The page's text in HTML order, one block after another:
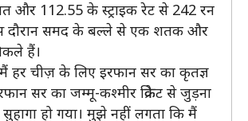
और 112.55 के स्ट्राइक रेट से 242 रन
दौरान समद के बल्ले से एक शतक और
हैं।
हर चीज़ के लिए इरफान सर का कृतज्ञ
सर का जम्मू-कश्मीर क्रिकेट से जुड़ना
हो गया। मुझे नहीं लगता कि मैं